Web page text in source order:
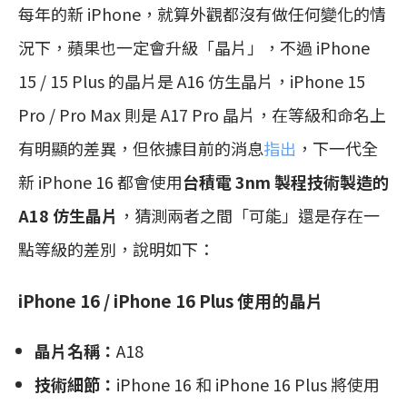
每年的新 iPhone，就算外觀都沒有做任何變化的情
況下，蘋果也一定會升級「晶片」，不過 iPhone
15 / 15 Plus 的晶片是 A16 仿生晶片，iPhone 15
Pro / Pro Max 則是 A17 Pro 晶片，在等級和命名上
有明顯的差異，但依據目前的消息指出 ，下一代全
新 iPhone 16 都會使用台積電 3nm 製程技術製造的
A18 仿生晶片 ，猜測兩者之間「可能」還是存在一
點等級的差別，說明如下：
iPhone 16 / iPhone 16 Plus 使用的晶片
晶片名稱： A18
技術細節： iPhone 16 和 iPhone 16 Plus 將使用